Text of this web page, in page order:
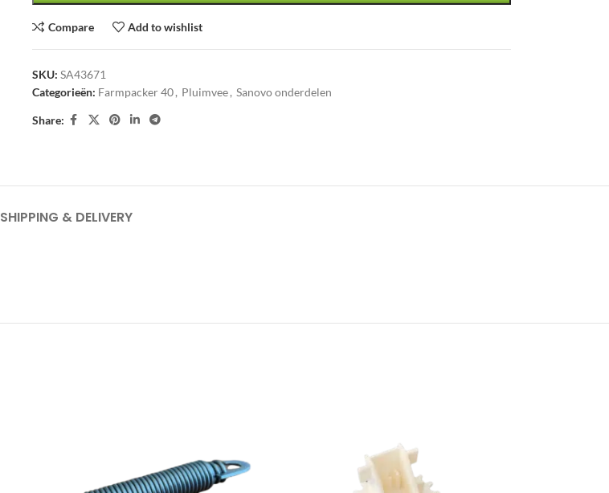
Compare Add to wishlist
SKU: SA43671
Categorieën: Farmpacker 40, Pluimvee, Sanovo onderdelen
Share:
SHIPPING & DELIVERY